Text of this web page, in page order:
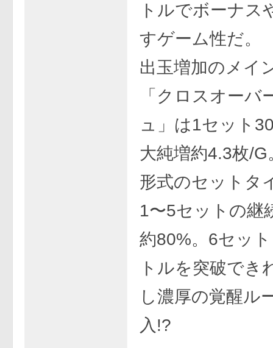
トルでボーナス
すゲーム性だ。
出玉増加のメイ
「クロスオーバ
ュ」は1セット
大純増約4.3枚/
形式のセットタ
1〜5セットの継
約80%。6セッ
トルを突破でき
し濃厚の覚醒ル
入!?